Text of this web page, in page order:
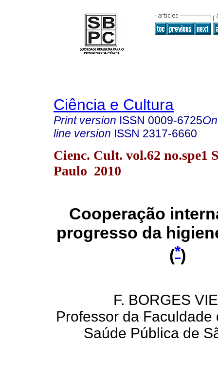
Ciência e Cultura
Print version ISSN 0009-6725
line version ISSN 2317-6660
Cienc. Cult. vol.62 no.spe1
Paulo 2010
Cooperação
progresso da
(*)
F. BORGES
Professor da Faculdade
Saúde Pública de